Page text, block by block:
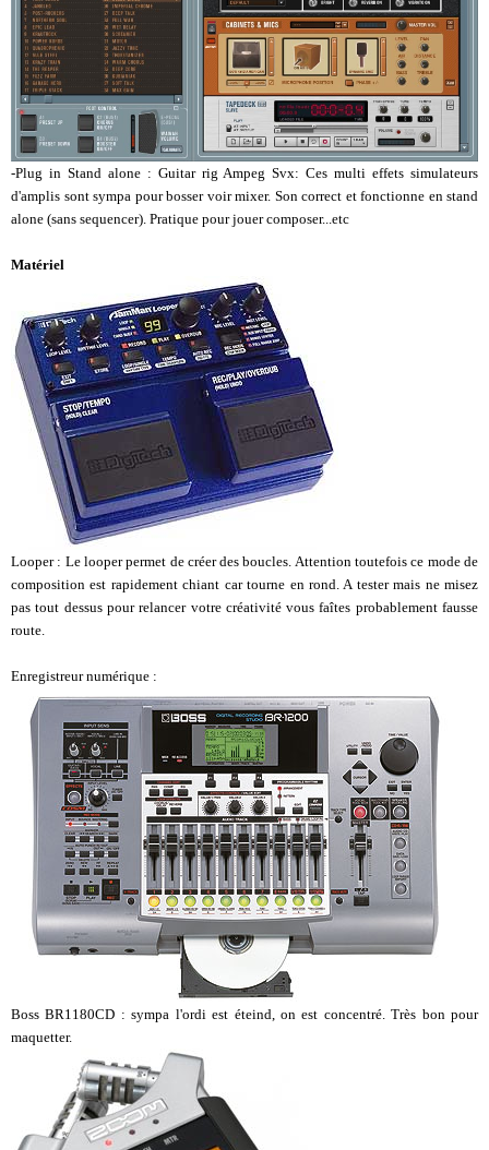
-Plug in Stand alone : Guitar rig Ampeg Svx: Ces multi effets simulateurs
d'amplis sont sympa pour bosser voir mixer. Son correct et fonctionne en stand
alone (sans sequencer). Pratique pour jouer composer...etc
Matériel
Looper : Le looper permet de créer des boucles. Attention toutefois ce mode de
composition est rapidement chiant car tourne en rond. A tester mais ne misez
pas tout dessus pour relancer votre créativité vous faîtes probablement fausse
route.
Enregistreur numérique :
Boss BR1180CD : sympa l'ordi est éteind, on est concentré. Très bon pour
maquetter.